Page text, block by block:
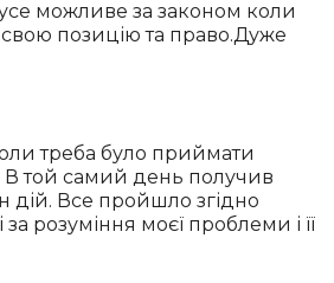
усе можливе за законом коли
свою позицію та право.Дуже
треба було приймати
В той самий день получив
дій. Все пройшло згідно
розуміння моєї проблеми і її